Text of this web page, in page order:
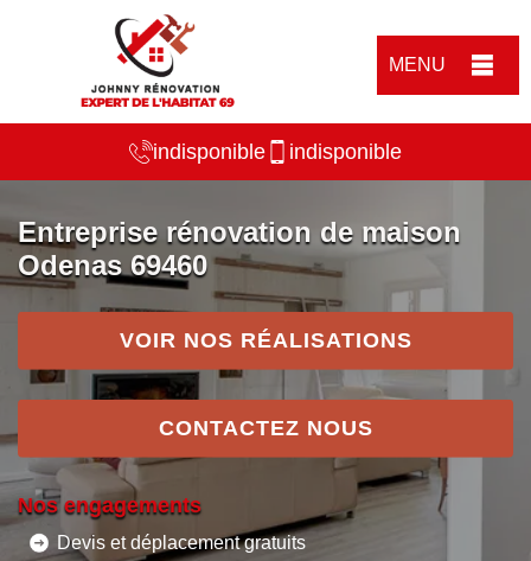
MENU
indisponible indisponible
Entreprise rénovation de maison
Odenas 69460
VOIR NOS RÉALISATIONS
CONTACTEZ NOUS
Nos engagements
Devis et déplacement gratuits